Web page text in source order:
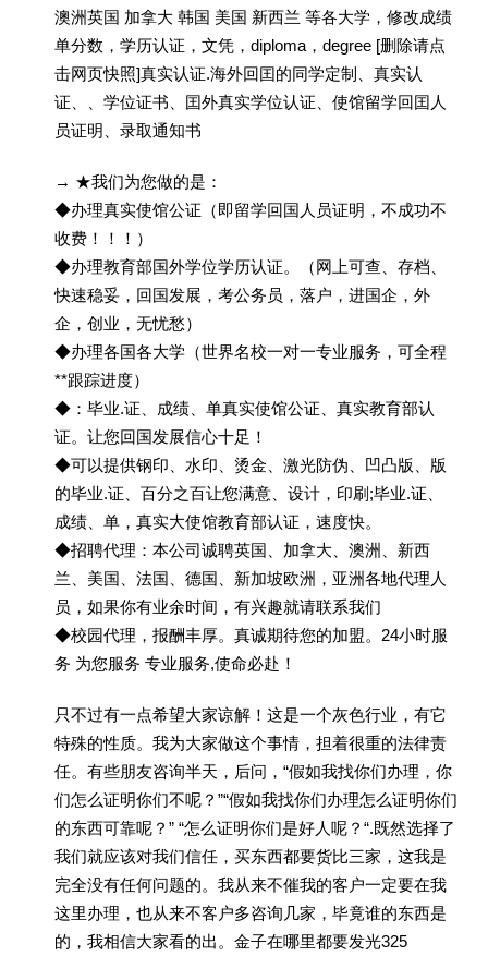
澳洲英国 加拿大 韩国 美国 新西兰 等各大学，修改成绩
单分数，学历认证，文凭，diploma，degree [删除请点
击网页快照]真实认证.海外回囯的同学定制、真实认
证、、学位证书、囯外真实学位认证、使馆留学回囯人
员证明、录取通知书
→ ★我们为您做的是：
◆办理真实使馆公证（即留学回国人员证明，不成功不
收费！！！）
◆办理教育部国外学位学历认证。（网上可查、存档、
快速稳妥，回国发展，考公务员，落户，进国企，外
企，创业，无忧愁）
◆办理各国各大学（世界名校一对一专业服务，可全程
**跟踪进度）
◆：毕业.证、成绩、单真实使馆公证、真实教育部认
证。让您回国发展信心十足！
◆可以提供钢印、水印、烫金、激光防伪、凹凸版、版
的毕业.证、百分之百让您满意、设计，印刷;毕业.证、
成绩、单，真实大使馆教育部认证，速度快。
◆招聘代理：本公司诚聘英国、加拿大、澳洲、新西
兰、美国、法国、德国、新加坡欧洲，亚洲各地代理人
员，如果你有业余时间，有兴趣就请联系我们
◆校园代理，报酬丰厚。真诚期待您的加盟。24小时服
务 为您服务 专业服务,使命必赴！
只不过有一点希望大家谅解！这是一个灰色行业，有它
特殊的性质。我为大家做这个事情，担着很重的法律责
任。有些朋友咨询半天，后问，“假如我找你们办理，你
们怎么证明你们不呢？”“假如我找你们办理怎么证明你们
的东西可靠呢？” “怎么证明你们是好人呢？“.既然选择了
我们就应该对我们信任，买东西都要货比三家，这我是
完全没有任何问题的。我从来不催我的客户一定要在我
这里办理，也从来不客户多咨询几家，毕竟谁的东西是
的，我相信大家看的出。金子在哪里都要发光325